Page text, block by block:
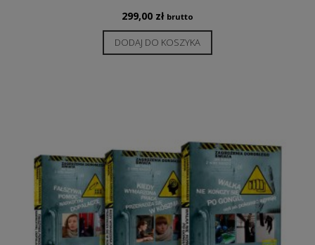
299,00 zł brutto
DODAJ DO KOSZYKA